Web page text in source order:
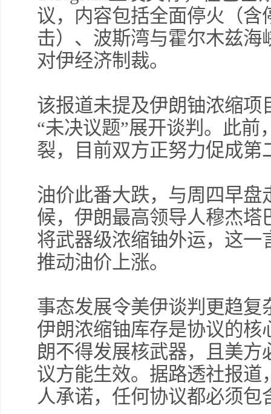
议，内容包括全面停火（
击）、波斯湾与霍尔木兹海
对伊经济制裁。
该报道未提及伊朗铀浓缩
“未决议题”展开谈判。此
裂，目前双方正努力促成第
油价此番大跌，与周四早
候，伊朗最高领导人穆杰塔
将武器级浓缩铀外运，这
推动油价上涨。
事态发展令美伊谈判更趋
伊朗浓缩铀库存是协议的
朗不得发展核武器，且美
议方能生效。据路透社报
人承诺，任何协议都必须